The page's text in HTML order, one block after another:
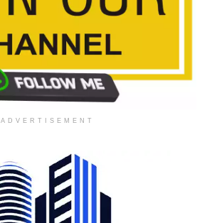
ADVERTISEMENT